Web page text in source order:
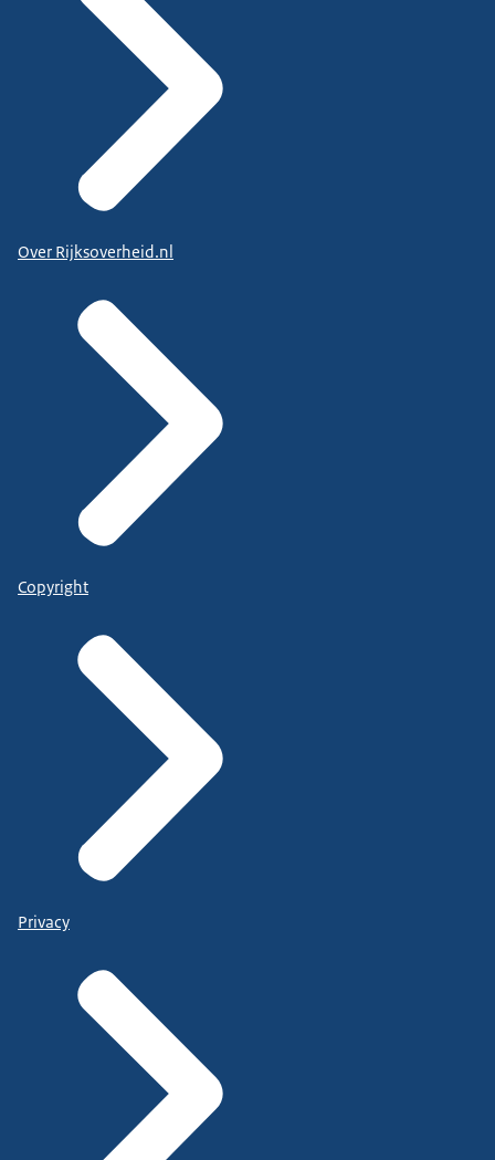
Over Rijksoverheid.nl
Copyright
Privacy